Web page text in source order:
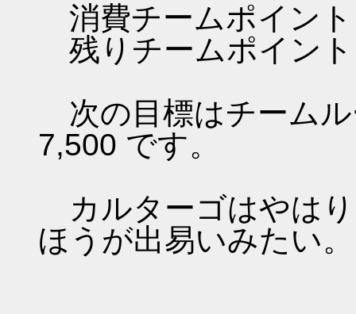
消費チームポイン
残りチームポイン
次の目標はチーム
7,500 です。
カルターゴはやは
ほうが出易いみたい。